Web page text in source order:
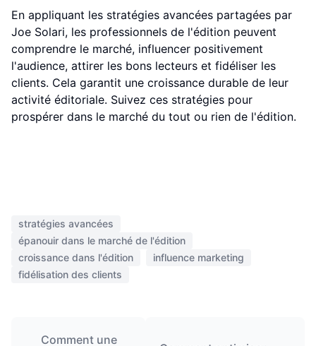
En appliquant les stratégies avancées partagées par
Joe Solari, les professionnels de l'édition peuvent
comprendre le marché, influencer positivement
l'audience, attirer les bons lecteurs et fidéliser les
clients. Cela garantit une croissance durable de leur
activité éditoriale. Suivez ces stratégies pour
prospérer dans le marché du tout ou rien de l'édition.
stratégies avancées
épanouir dans le marché de l'édition
croissance dans l'édition
influence marketing
fidélisation des clients
Comment une